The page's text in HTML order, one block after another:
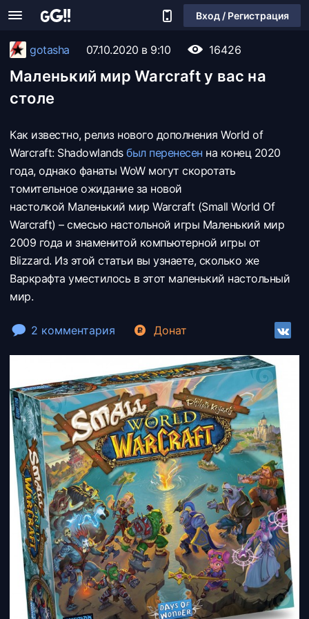
Вход / Регистрация
gotasha 07.10.2020 в 9:10 16426
Маленький мир Warcraft у вас на
столе
Как известно, релиз нового дополнения World of
Warcraft: Shadowlands был перенесен на конец 2020
года, однако фанаты WoW могут скоротать
томительное ожидание за новой
настолкой Маленький мир Warcraft (Small World Of
Warcraft) – смесью настольной игры Маленький мир
2009 года и знаменитой компьютерной игры от
Blizzard. Из этой статьи вы узнаете, сколько же
Варкрафта уместилось в этот маленький настольный
мир.
2 комментария Донат